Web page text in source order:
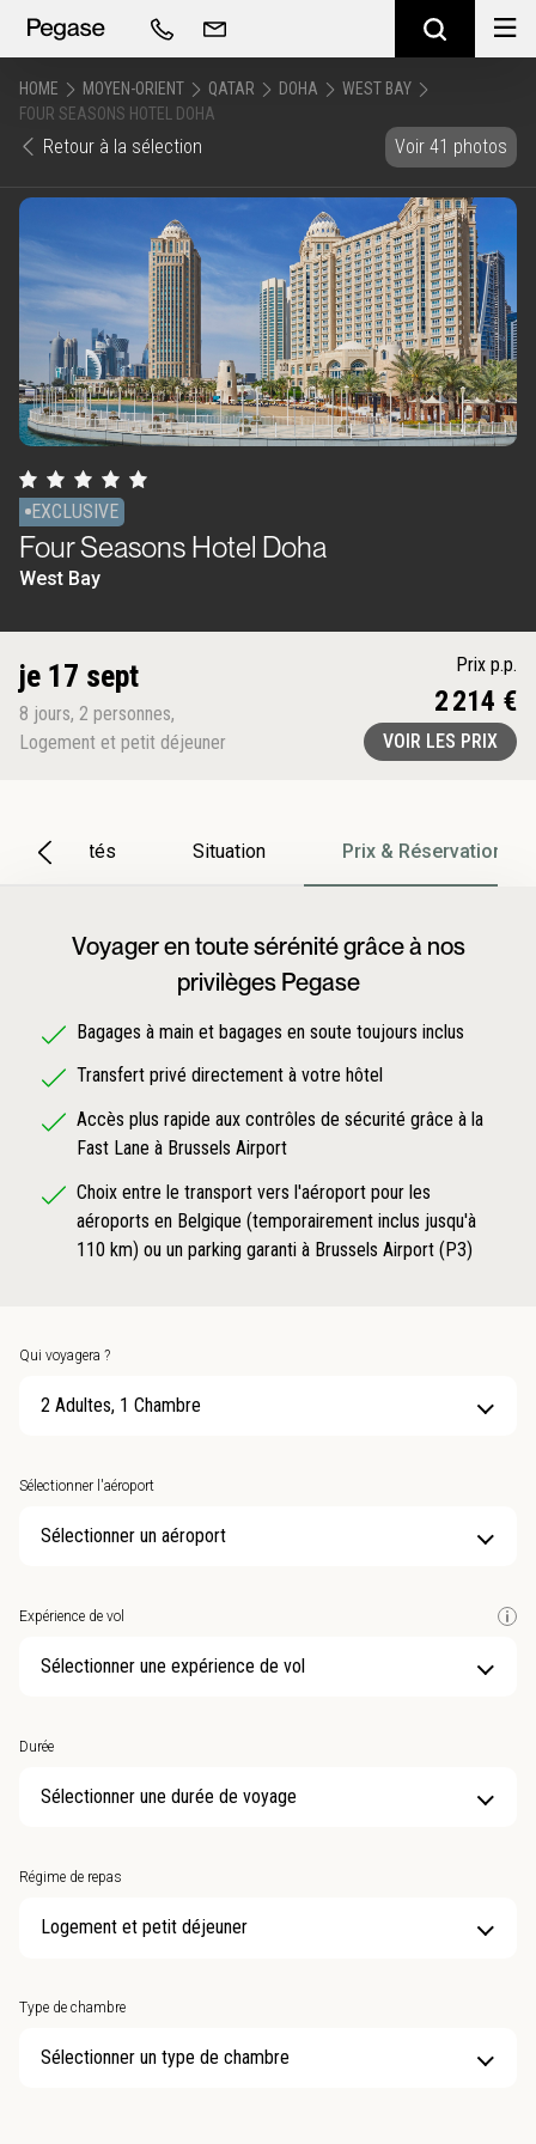
HOME MOYEN-ORIENT QATAR DOHA
WEST BAY
FOUR SEASONS HOTEL DOHA
Retour à la sélection Voir 41 photos
EXCLUSIVE
Four Seasons Hotel Doha
West Bay
je 17 sept
8 jours, 2 personnes,
Logement et petit déjeuner
Prix p.p.
2 214 €
VOIR LES PRIX
Particularités Situation Prix & Réservation
Voyager en toute sérénité grâce à nos
privilèges Pegase
Bagages à main et bagages en soute toujours inclus
Transfert privé directement à votre hôtel
Accès plus rapide aux contrôles de sécurité grâce à la
Fast Lane à Brussels Airport
Choix entre le transport vers l'aéroport pour les
aéroports en Belgique (temporairement inclus jusqu'à
110 km) ou un parking garanti à Brussels Airport (P3)
Qui voyagera ?
2 Adultes, 1 Chambre
Sélectionner l'aéroport
Sélectionner un aéroport
Expérience de vol
Sélectionner une expérience de vol
Durée
Sélectionner une durée de voyage
Régime de repas
Type de chambre
Sélectionner un type de chambre